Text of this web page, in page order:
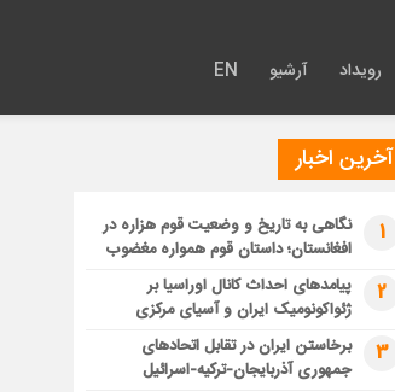
رویداد آرشیو EN
آخرین اخبار
1
نگاهی به تاریخ و وضعیت قوم هزاره در
افغانستان؛ داستان قوم همواره مغضوب
2
پیامدهای احداث کانال اوراسیا بر
ژئواکونومیک ایران و آسیای مرکزی
3
برخاستن ایران در تقابل اتحادهای
جمهوری آذربایجان-ترکیه-اسرائیل